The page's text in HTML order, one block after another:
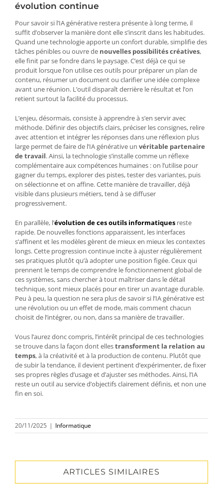
évolution continue
Pour savoir si l’IA générative restera présente à long terme, il
suffit d’observer la manière dont elle s’inscrit dans les habitudes.
Quand une technologie apporte un confort durable, simplifie des
tâches pénibles ou ouvre de nouvelles possibilités créatives,
elle finit par se fondre dans le paysage. C’est déjà ce qui se
produit lorsque l’on utilise ces outils pour préparer un plan de
contenu, résumer un document ou clarifier une idée complexe
avant une réunion. L’outil disparaît derrière le résultat et l’on
retient surtout la facilité du processus.
L’enjeu, désormais, consiste à apprendre à s’en servir avec
méthode. Définir des objectifs clairs, préciser les consignes, relire
avec attention et intégrer les réponses dans une réflexion plus
large permet de faire de l’IA générative un véritable partenaire
de travail. Ainsi, la technologie s’installe comme un réflexe
complémentaire aux compétences humaines : on l’utilise pour
gagner du temps, explorer des pistes, tester des variantes, puis
on sélectionne et on affine. Cette manière de travailler, déjà
visible dans plusieurs métiers, tend à se diffuser
progressivement.
En parallèle, l’évolution de ces outils informatiques reste
rapide. De nouvelles fonctions apparaissent, les interfaces
s’affinent et les modèles gèrent de mieux en mieux les contextes
longs. Cette progression continue incite à ajuster régulièrement
ses pratiques plutôt qu’à adopter une position figée. Ceux qui
prennent le temps de comprendre le fonctionnement global de
ces systèmes, sans chercher à tout maîtriser dans le détail
technique, sont mieux placés pour en tirer un avantage durable.
Peu à peu, la question ne sera plus de savoir si l’IA générative est
une révolution ou un effet de mode, mais comment chacun
choisit de l’intégrer, ou non, dans sa manière de travailler.
Vous l’aurez donc compris, l’intérêt principal de ces technologies
se trouve dans la façon dont ellestransforment la relation au
temps, à la créativité et à la production de contenu. Plutôt que
de subir la tendance, il devient pertinent d’expérimenter, de fixer
ses propres règles d’usage et d’ajuster ses méthodes. Ainsi, l’IA
reste un outil au service d’objectifs clairement définis, et non une
fin en soi.
20/11/2025 | Informatique
ARTICLES SIMILAIRES